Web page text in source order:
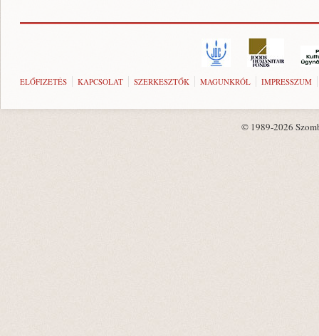
ELŐFIZETÉS KAPCSOLAT SZERKESZTŐK MAGUNKRÓL IMPRESSZUM
© 1989-2026